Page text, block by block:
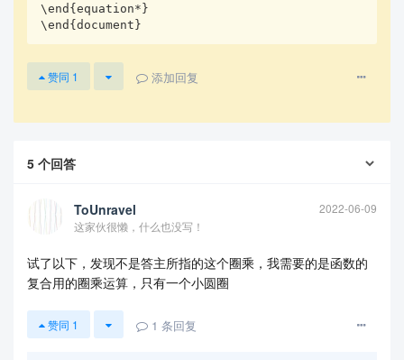
查看更多
\end{equation*}
\end{document}
赞同 1 添加回复
5 个回答
ToUnravel
2022-06-09
这家伙很懒，什么也没写！
试了以下，发现不是答主所指的这个圈乘，我需要的是函数的
复合用的圈乘运算，只有一个小圆圈
赞同 1 1 条回复